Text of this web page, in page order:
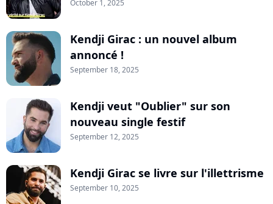
October 1, 2025
Kendji Girac : un nouvel album
annoncé !
September 18, 2025
Kendji veut "Oublier" sur son
nouveau single festif
September 12, 2025
Kendji Girac se livre sur l'illettrisme
September 10, 2025